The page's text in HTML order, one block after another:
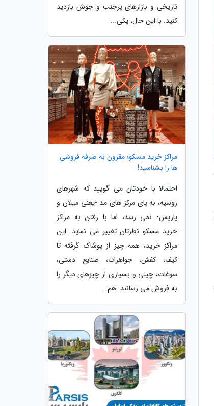
تاریخی و بازارهای پرجنب و جوش بازدید
کنید. با این حال، یکی...
مراکز خرید مسکو؛ مقرون به صرفه فروشی
ها را بشناسید!
احتمالا با خودتان می گویید که شهرهای
روسیه، به پای مرکز های مد -یعنی میلان و
پاریس- نمی رسد، اما با رفتن به مراکز
خرید مسکو نظرتان تغییر می نماید. این
مراکز خرید، همه چیز از پوشاک گرفته تا
کیف، کفش، جواهرات، صنایع دستی،
سوغات، چینی و بسیاری از چیزهای دیگر را
به فروش می رسانند. هم...